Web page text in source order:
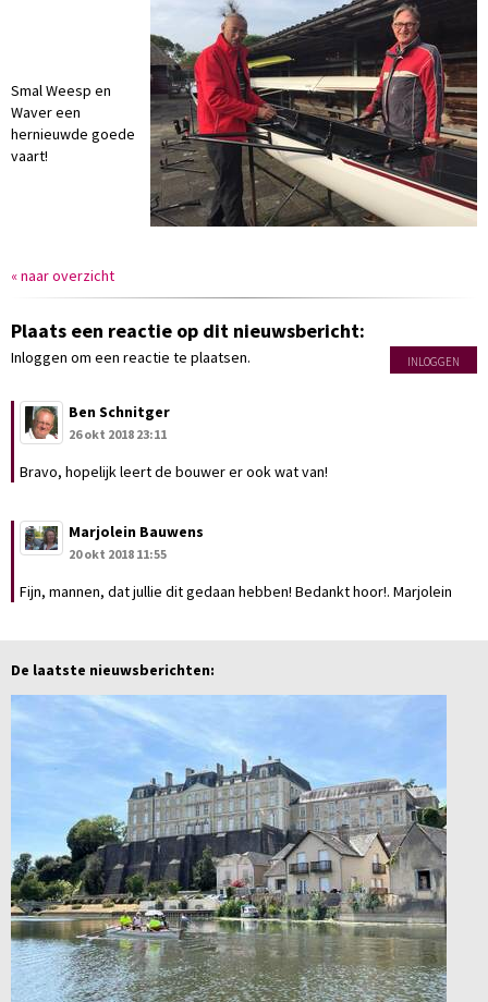
Smal Weesp en
Waver een
hernieuwde goede
vaart!
« naar overzicht
Plaats een reactie op dit nieuwsbericht:
Inloggen om een reactie te plaatsen. INLOGGEN
Ben Schnitger
26 okt 2018 23:11
Bravo, hopelijk leert de bouwer er ook wat van!
Marjolein Bauwens
20 okt 2018 11:55
Fijn, mannen, dat jullie dit gedaan hebben! Bedankt hoor!. Marjolein
De laatste nieuwsberichten: